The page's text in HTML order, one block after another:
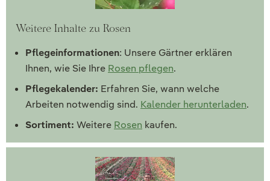
Weitere Inhalte zu Rosen
Pflegeinformationen: Unsere Gärtner erklären
Ihnen, wie Sie Ihre Rosen pflegen.
Pflegekalender: Erfahren Sie, wann welche
Arbeiten notwendig sind. Kalender herunterladen.
Sortiment: Weitere Rosen kaufen.